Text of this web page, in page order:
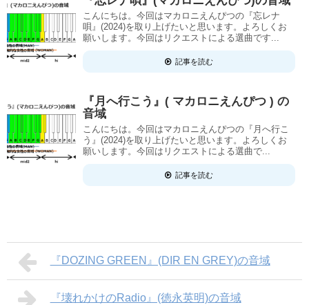
こんにちは。今回はマカロニえんぴつの『忘レナ
唄』(2024)を取り上げたいと思います。よろしくお
願いします。今回はリクエストによる選曲です...
記事を読む
『月へ行こう』( マカロニえんぴつ ) の
音域
こんにちは。今回はマカロニえんぴつの『月へ行こ
う』(2024)を取り上げたいと思います。よろしくお
願いします。今回はリクエストによる選曲で...
記事を読む
『DOZING GREEN』(DIR EN GREY)の音域
『壊れかけのRadio』(徳永英明)の音域